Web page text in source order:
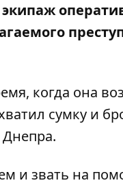
когда она
сумку и
и звать на